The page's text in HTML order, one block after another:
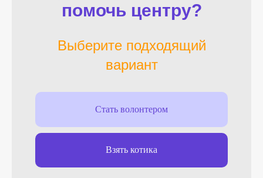
помочь центру?
Выберите подходящий
вариант
Стать волонтером
Взять котика